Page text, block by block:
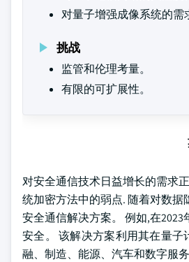
对量子增强成像系统的需
挑战
监管和伦理考量。
有限的可扩展性。
对安全通信技术日益增长的需求
统加密方法中的弱点. 随着对数
安全通信解决方案。 例如,在
安全。 该解决方案利用其在量
融、制造、能源、汽车和数字服